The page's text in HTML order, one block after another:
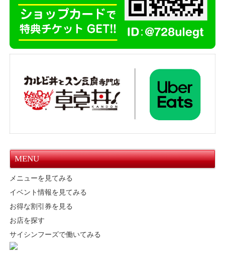
MENU
メニューを見てみる
イベント情報を見てみる
お得な割引券を見る
お店を探す
サイシンフーズで働いてみる